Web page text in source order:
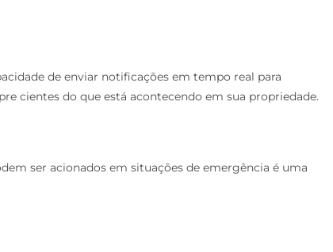
de enviar notificações em tempo real para
cientes do que está acontecendo em sua propriedade.
ser acionados em situações de emergência é uma